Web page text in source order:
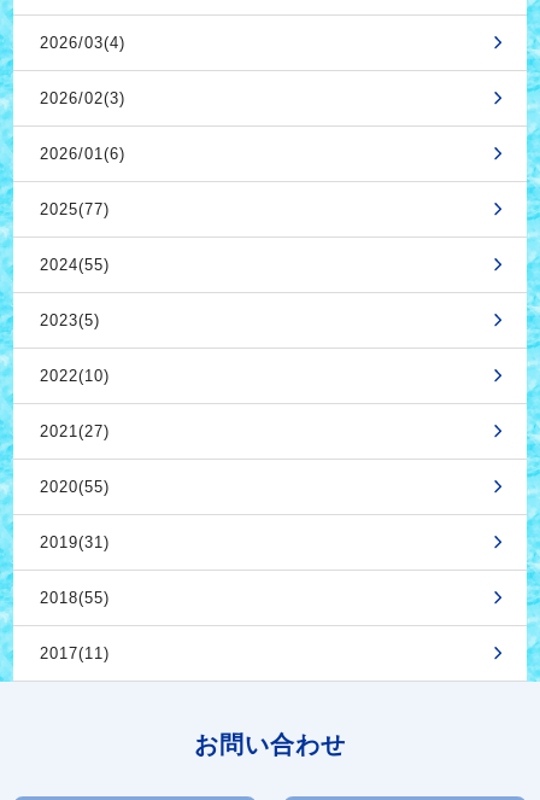
2026/03(4)
2026/02(3)
2026/01(6)
2025(77)
2024(55)
2023(5)
2022(10)
2021(27)
2020(55)
2019(31)
2018(55)
2017(11)
お問い合わせ